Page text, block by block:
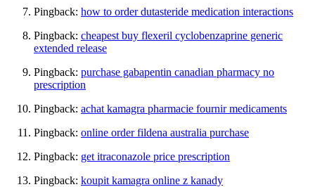
Pingback: how to order dutasteride medication interactions
Pingback: cheapest buy flexeril cyclobenzaprine generic
extended release
Pingback: purchase gabapentin canadian pharmacy no
prescription
Pingback: achat kamagra pharmacie fournir medicaments
Pingback: online order fildena australia purchase
Pingback: get itraconazole price prescription
Pingback: koupit kamagra online z kanady